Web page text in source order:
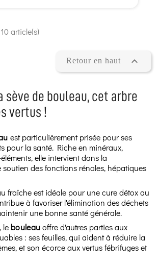
article(s)
Retour en haut 
sève de bouleau, cet arbre
vertus !
est particulièrement prisée pour ses
pour la santé. Riche en minéraux,
elle intervient dans la
des fonctions rénales, hépatiques
fraîche est idéale pour une cure détox au
à favoriser l'élimination des déchets
une bonne santé générale.
le bouleauoffre d'autres parties aux
: ses feuilles, qui aident à réduire la
et son écorce aux vertus fébrifuges et